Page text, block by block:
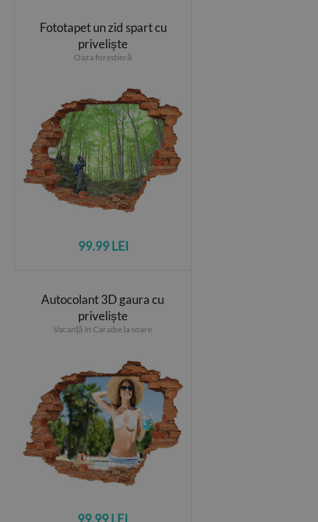
Fototapet un zid spart cu
priveliște
Oaza forestieră
99.99 LEI
Autocolant 3D gaura cu
priveliște
Vacanță în Caraibe la soare
99.99 LEI